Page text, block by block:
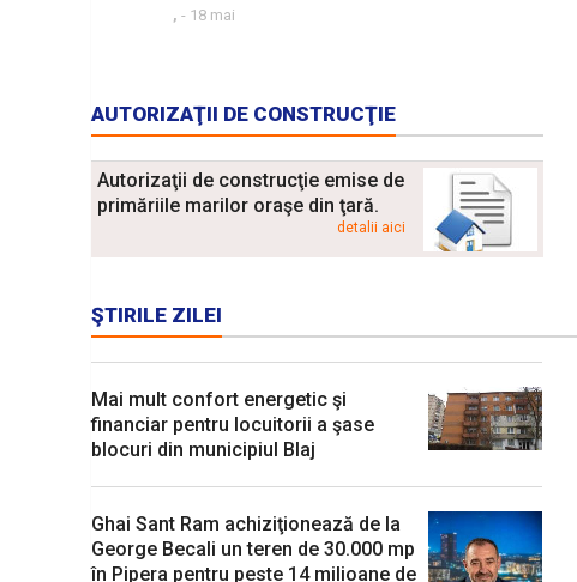
, - 18 mai
AUTORIZAŢII DE CONSTRUCŢIE
Autorizaţii de construcţie emise de
primăriile marilor oraşe din ţară.
detalii aici
ŞTIRILE ZILEI
Mai mult confort energetic şi
financiar pentru locuitorii a şase
blocuri din municipiul Blaj
Ghai Sant Ram achiziţionează de la
George Becali un teren de 30.000 mp
în Pipera pentru peste 14 milioane de